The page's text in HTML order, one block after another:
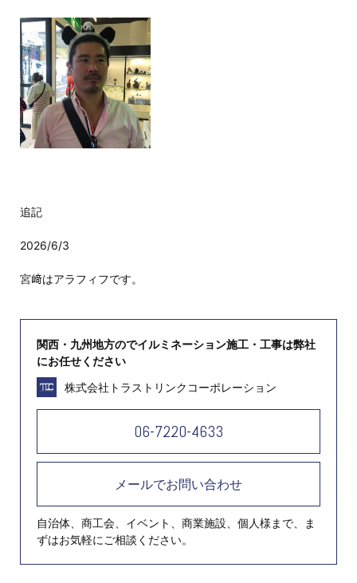
追記
2026/6/3
宮﨑はアラフィフです。
関西・九州地方のでイルミネーション施工・工事は弊社
にお任せください
株式会社トラストリンクコーポレーション
06-7220-4633
メールでお問い合わせ
自治体、商工会、イベント、商業施設、個人様まで、ま
ずはお気軽にご相談ください。